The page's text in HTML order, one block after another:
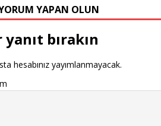
YAPAN OLUN
yanıt bırakın
hesabınız yayımlanmayacak.